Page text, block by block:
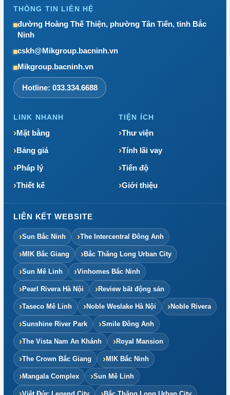
THÔNG TIN LIÊN HỆ
đường Hoàng Thế Thiện, phường Tân Tiến, tỉnh Bắc
Ninh
cskh@Mikgroup.bacninh.vn
Mikgroup.bacninh.vn
Hotline: 033.334.6688
LINK NHANH
Mặt bằng
Bảng giá
Pháp lý
Thiết kế
TIỆN ÍCH
Thư viện
Tính lãi vay
Tiến độ
Giới thiệu
LIÊN KẾT WEBSITE
Sun Bắc Ninh The Intercentral Đông Anh
MIK Bắc Giang Bắc Thăng Long Urban City
Sun Mê Linh Vinhomes Bắc Ninh
Pearl Rivera Hà Nội Review bất động sản
Taseco Mê Linh Noble Weslake Hà Nội Noble Rivera
Sunshine River Park Smile Đông Anh
The Vista Nam An Khánh Royal Mansion
The Crown Bắc Giang MIK Bắc Ninh
Mangala Complex Sun Mê Linh